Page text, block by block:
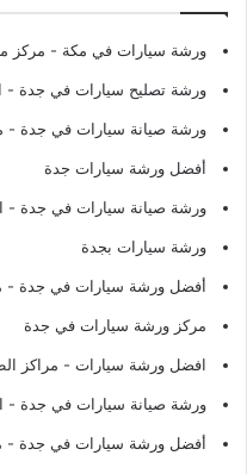
ورشة سيارات في مكة - مركز
ورشة تصليح سيارات في جدة -
ورشة صيانة سيارات في جدة -
أفضل ورشة سيارات جدة
ورشة صيانة سيارات في جدة -
ورشة سيارات بجدة
أفضل ورشة سيارات في جدة -
مركز ورشة سيارات في جدة
افضل ورشة سيارات - مراكز
ورشة صيانة سيارات في جدة -
أفضل ورشة سيارات في جدة -